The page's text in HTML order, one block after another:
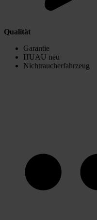
Qualität
Garantie
HUAU neu
Nichtraucherfahrzeug